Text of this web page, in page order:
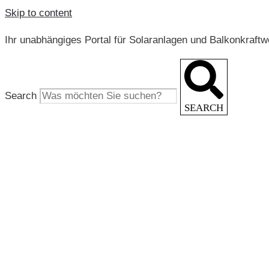
Skip to content
Ihr unabhängiges Portal für Solaranlagen und
Search
SEARCH